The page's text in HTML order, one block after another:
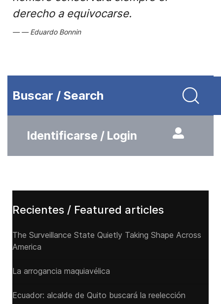
derecho a equivocarse.
Eduardo Bonnin
Buscar / Search
Identificarse / Login
Recientes / Featured articles
The Surveillance State Quietly Taking Shape Across
America
La arrogancia maquiavélica
Ecuador: alcalde de Quito buscará la reelección